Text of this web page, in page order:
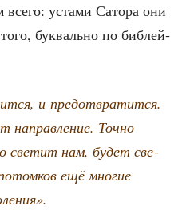
уста­ми Сато­ра они
бук­валь­но по биб­лей­
и предот­вра­тит­ся.
направ­ле­ние. Точ­но
све­тит нам, будет све­
ещё мно­гие